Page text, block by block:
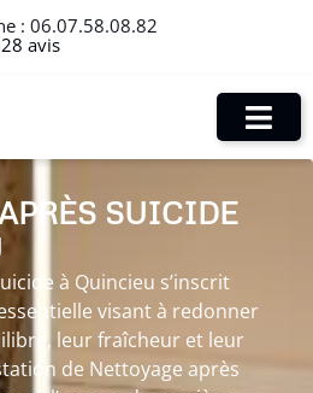
: 06.07.58.08.82
avis
SUICIDE
à Quincieu s’inscrit
visant à redonner
leur fraîcheur et leur
de Nettoyage après